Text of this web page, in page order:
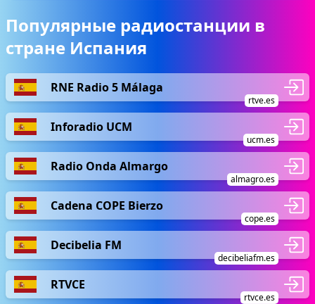
Популярные радиостанции в
стране Испания
RNE Radio 5 Málaga
rtve.es
Inforadio UCM
ucm.es
Radio Onda Almargo
almagro.es
Cadena COPE Bierzo
cope.es
Decibelia FM
decibeliafm.es
RTVCE
rtvce.es